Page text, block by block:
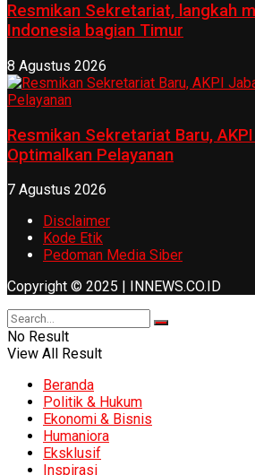
Resmikan Sekretariat, langkah
Indonesia bagian Timur
8 Agustus 2026
Resmikan Sekretariat Baru,
Optimalkan Pelayanan
7 Agustus 2026
Disclaimer
Kode Etik
Pedoman Media Siber
Copyright © 2025 | INNEWS.CO.ID
No Result
View All Result
Beranda
Politik & Hukum
Ekonomi & Bisnis
Humaniora
Eksklusif
Inspirasi